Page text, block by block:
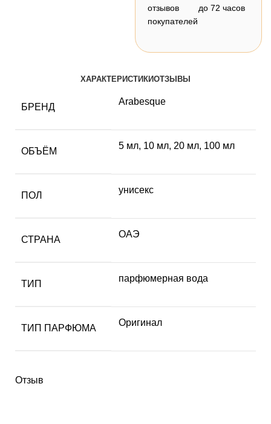
отзывов
покупателей
до 72 часов
ХАРАКТЕРИСТИКИОТЗЫВЫ
БРЕНД
Arabesque
ОБЪЁМ
5 мл, 10 мл, 20 мл, 100 мл
ПОЛ
унисекс
СТРАНА
ОАЭ
ТИП
парфюмерная вода
ТИП ПАРФЮМА
Оригинал
Отзыв